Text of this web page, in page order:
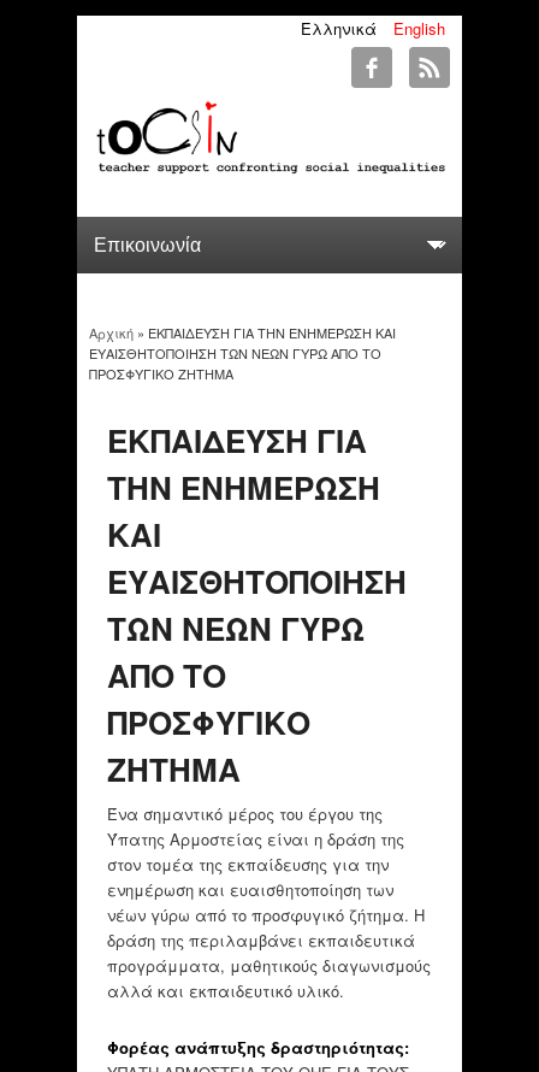
English
Ελληνικά
You are here
Αρχική» ΕΚΠΑΙΔΕΥΣΗ ΓΙΑ ΤΗΝ ΕΝΗΜΕΡΩΣΗ ΚΑΙ
ΕΥΑΙΣΘΗΤΟΠΟΙΗΣΗ ΤΩΝ ΝΕΩΝ ΓΥΡΩ ΑΠΟ ΤΟ
ΠΡΟΣΦΥΓΙΚΟ ΖΗΤΗΜΑ
ΕΚΠΑΙΔΕΥΣΗ ΓΙΑ
ΤΗΝ ΕΝΗΜΕΡΩΣΗ
ΚΑΙ
ΕΥΑΙΣΘΗΤΟΠΟΙΗΣΗ
ΤΩΝ ΝΕΩΝ ΓΥΡΩ
ΑΠΟ ΤΟ
ΠΡΟΣΦΥΓΙΚΟ
ΖΗΤΗΜΑ
Ένα σημαντικό μέρος του έργου της
Ύπατης Αρμοστείας είναι η δράση της
στον τομέα της εκπαίδευσης για την
ενημέρωση και ευαισθητοποίηση των
νέων γύρω από το προσφυγικό ζήτημα. H
δράση της περιλαμβάνει εκπαιδευτικά
προγράμματα, μαθητικούς διαγωνισμούς
αλλά και εκπαιδευτικό υλικό.
Φορέας ανάπτυξης δραστηριότητας: